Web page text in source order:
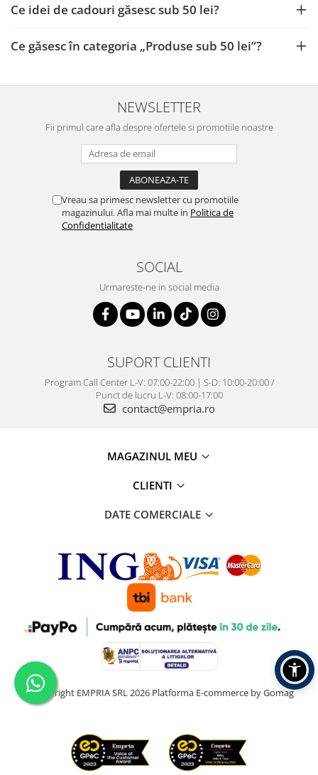
Ce idei de cadouri găsesc sub 50 lei?
Ce găsesc în categoria „Produse sub 50 lei”?
NEWSLETTER
Fii primul care afla despre ofertele si promotiile noastre
Vreau sa primesc newsletter cu promotiile
magazinului. Afla mai multe in Politica de
Confidentialitate
SOCIAL
Urmareste-ne in social media
SUPORT CLIENTI
Program Call Center L-V: 07:00-22:00 | S-D: 10:00-20:00 /
Punct de lucru L-V: 08:00-17:00
contact@empria.ro
MAGAZINUL MEU
CLIENTI
DATE COMERCIALE
©Copyright EMPRIA SRL 2026 Platforma E-commerce by Gomag